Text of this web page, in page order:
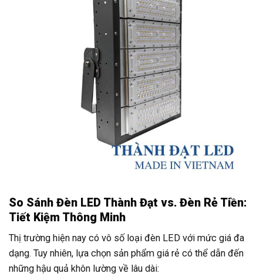
So Sánh Đèn LED Thành Đạt vs. Đèn Rẻ Tiền:
Tiết Kiệm Thông Minh
Thị trường hiện nay có vô số loại đèn LED với mức giá đa
dạng. Tuy nhiên, lựa chọn sản phẩm giá rẻ có thể dẫn đến
những hậu quả khôn lường về lâu dài: